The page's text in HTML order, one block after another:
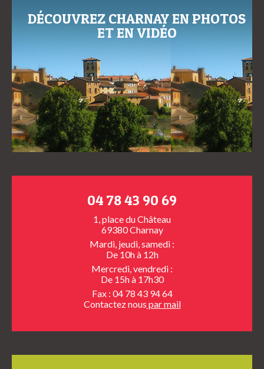
DÉCOUVREZ CHARNAY EN PHOTOS
ET EN VIDÉO
04 78 43 90 69
1, place du Château
69380 Charnay
Mardi, jeudi, samedi :
De 10h à 12h
Mercredi, vendredi :
De 15h à 17h30
Fax : 04 78 43 94 64
Contactez nous par mail